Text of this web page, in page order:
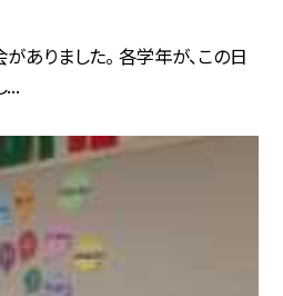
ありました。 各学年が、この日
...